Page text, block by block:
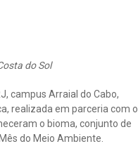
do Sol
campus Arraial do Cabo,
realizada em parceria com o
o bioma, conjunto de
do Meio Ambiente.